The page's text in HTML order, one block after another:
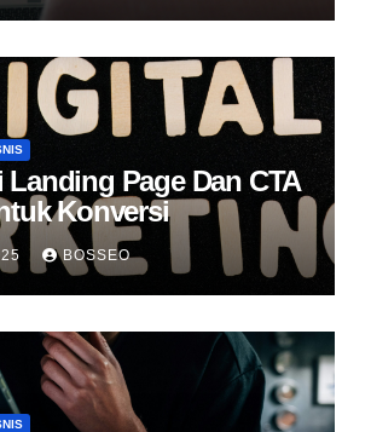
Landing Page Dan CTA
Konversi
BOSSEO